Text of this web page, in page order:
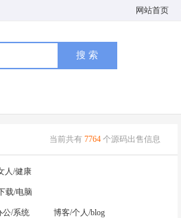
网站首页
当前共有 7764 个源码出售信息
人/健康
载/电脑
公/系统 博客/个人/blog